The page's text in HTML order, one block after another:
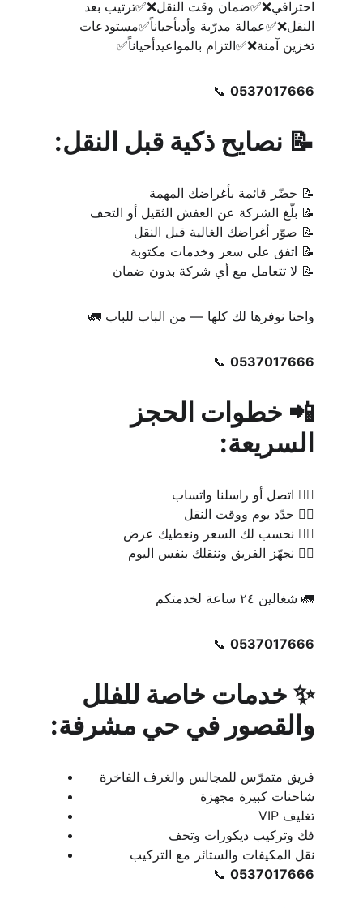
احترافي❌✅ضمان وقت النقل❌✅ترتيب بعد
النقل❌✅عمالة مدرّبة وأدبأحياناً✅مستودعات
تخزين آمنة❌✅التزام بالمواعيدأحياناً✅
📞 0537017666
📝 نصايح ذكية قبل النقل:
📝 حضّر قائمة بأغراضك المهمة
📝 بلّغ الشركة عن العفش الثقيل أو التحف
📝 صوّر أغراضك الغالية قبل النقل
📝 اتفق على سعر وخدمات مكتوبة
📝 لا تتعامل مع أي شركة بدون ضمان
واحنا نوفرها لك كلها — من الباب للباب 🚛
📞 0537017666
📲 خطوات الحجز
السريعة:
١️⃣ اتصل أو راسلنا واتساب
٢️⃣ حدّد يوم ووقت النقل
٣️⃣ نحسب لك السعر ونعطيك عرض
٤️⃣ نجهّز الفريق وننقلك بنفس اليوم
🚛 شغالين ٢٤ ساعة لخدمتكم
📞 0537017666
✨ خدمات خاصة للفلل
والقصور في حي مشرفة:
فريق متمرّس للمجالس والغرف الفاخرة
شاحنات كبيرة مجهزة
تغليف VIP
فك وتركيب ديكورات وتحف
نقل المكيفات والستائر مع التركيب
📞 0537017666